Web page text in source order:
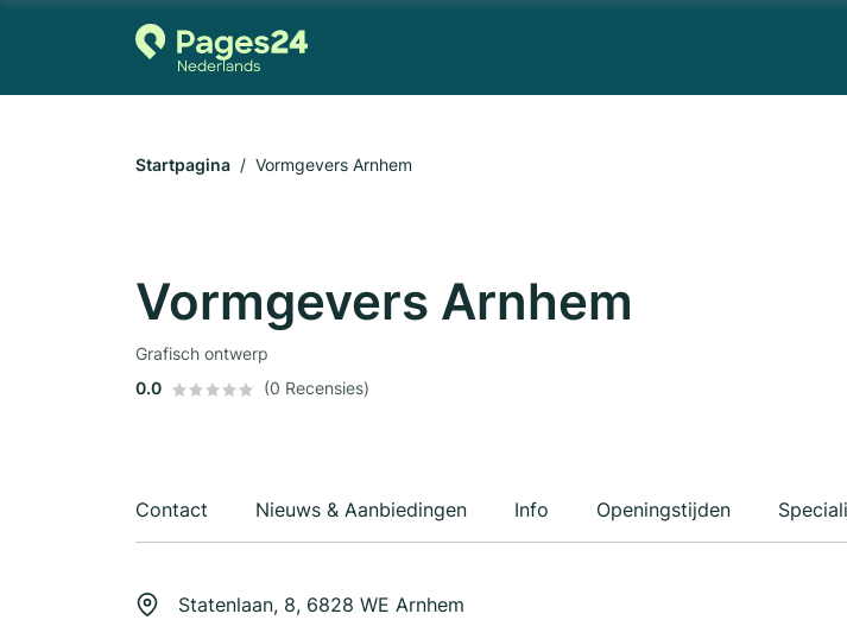
Startpagina Vormgevers Arnhem
Vormgevers Arnhem
Grafisch ontwerp
0.0
(0 Recensies)
Contact Nieuws & Aanbiedingen Info Openingstijden
Statenlaan, 8, 6828 WE Arnhem